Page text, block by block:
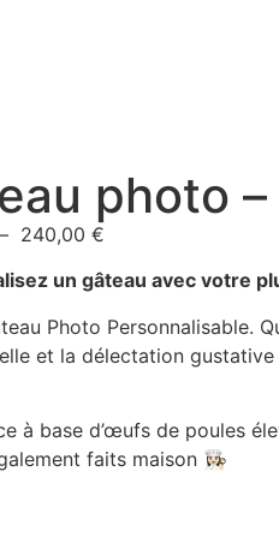
photo
– 240,00€
un gâteau avec votre
Photo Personnalisable.
et la délectation
base d’œufs de poules
faits maison 👩🏻‍🍳